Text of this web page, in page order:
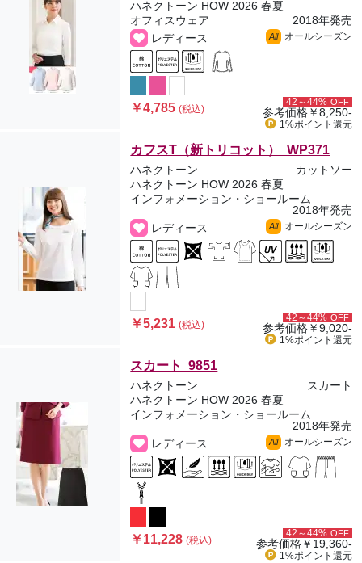
ハネクトーン HOW 2026 春夏
オフィスウェア
2018年発売
レディース
All オールシーズン
￥4,785(税込)
42～44% OFF
参考価格￥8,250-
1%ポイント 還元
カフスT（新トリコット） WP371
ハネクトーン
カットソー
ハネクトーン HOW 2026 春夏
インフォメーション・ショールーム
2018年発売
レディース
All オールシーズン
￥5,231(税込)
42～44% OFF
参考価格￥9,020-
1%ポイント 還元
スカート 9851
ハネクトーン
スカート
ハネクトーン HOW 2026 春夏
インフォメーション・ショールーム
2018年発売
レディース
All オールシーズン
￥11,228(税込)
42～44% OFF
参考価格￥19,360-
1%ポイント 還元